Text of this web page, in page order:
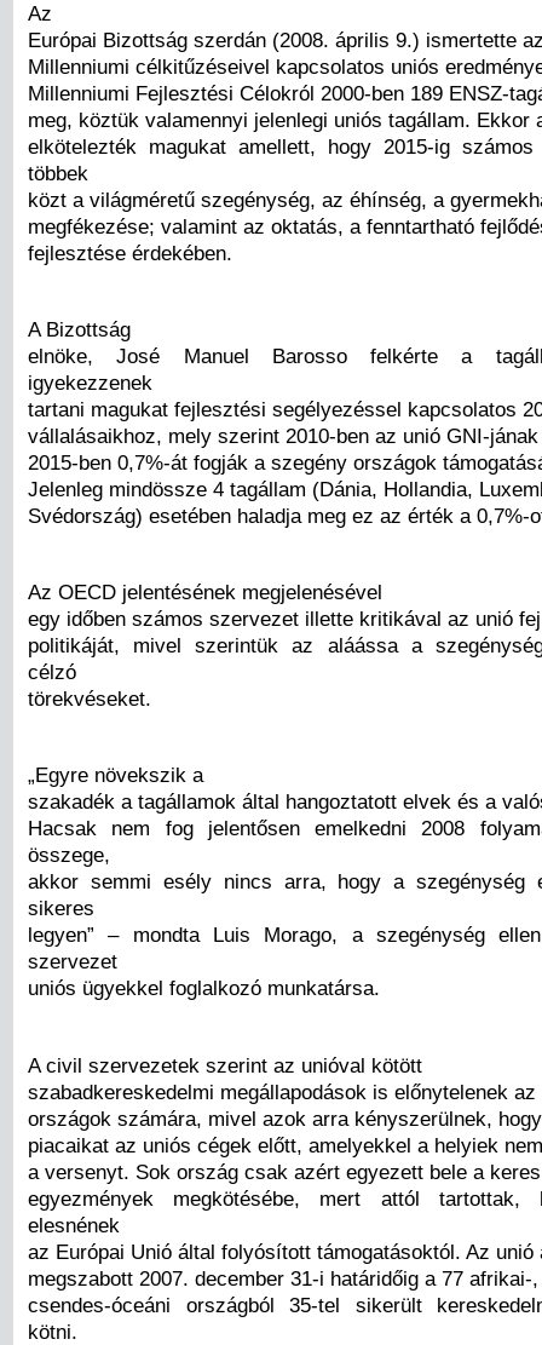
Az
Európai Bizottság szerdán (2008. április 9.) ismertette
Millenniumi célkitűzéseivel kapcsolatos uniós
Millenniumi Fejlesztési Célokról 2000-ben 189 ENSZ-
meg, köztük valamennyi jelenlegi uniós tagállam. Ekkor
elkötelezték magukat amellett, hogy 2015-ig
többek
közt a világméretű szegénység, az éhínség, a
megfékezése; valamint az oktatás, a fenntartható
fejlesztése érdekében.
A Bizottság
elnöke, José Manuel Barosso felkérte a
igyekezzenek
tartani magukat fejlesztési segélyezéssel kapcsolatos
vállalásaikhoz, mely szerint 2010-ben az unió GNI-
2015-ben 0,7%-át fogják a szegény országok
Jelenleg mindössze 4 tagállam (Dánia, Hollandia,
Svédország) esetében haladja meg ez az érték a 0,7%-
Az OECD jelentésének megjelenésével
egy időben számos szervezet illette kritikával az unió
politikáját, mivel szerintük az aláássa a
célzó
törekvéseket.
„Egyre növekszik a
szakadék a tagállamok által hangoztatott elvek és a
Hacsak nem fog jelentősen emelkedni 2008
összege,
akkor semmi esély nincs arra, hogy a szegénység
sikeres
legyen” – mondta Luis Morago, a szegénység
szervezet
uniós ügyekkel foglalkozó munkatársa.
A civil szervezetek szerint az unióval kötött
szabadkereskedelmi megállapodások is előnytelenek
országok számára, mivel azok arra kényszerülnek,
piacaikat az uniós cégek előtt, amelyekkel a helyiek
a versenyt. Sok ország csak azért egyezett bele a
egyezmények megkötésébe, mert attól tartottak,
elesnének
az Európai Unió által folyósított támogatásoktól. Az unió
megszabott 2007. december 31-i határidőig a 77 afrikai-
csendes-óceáni országból 35-tel sikerült
kötni.